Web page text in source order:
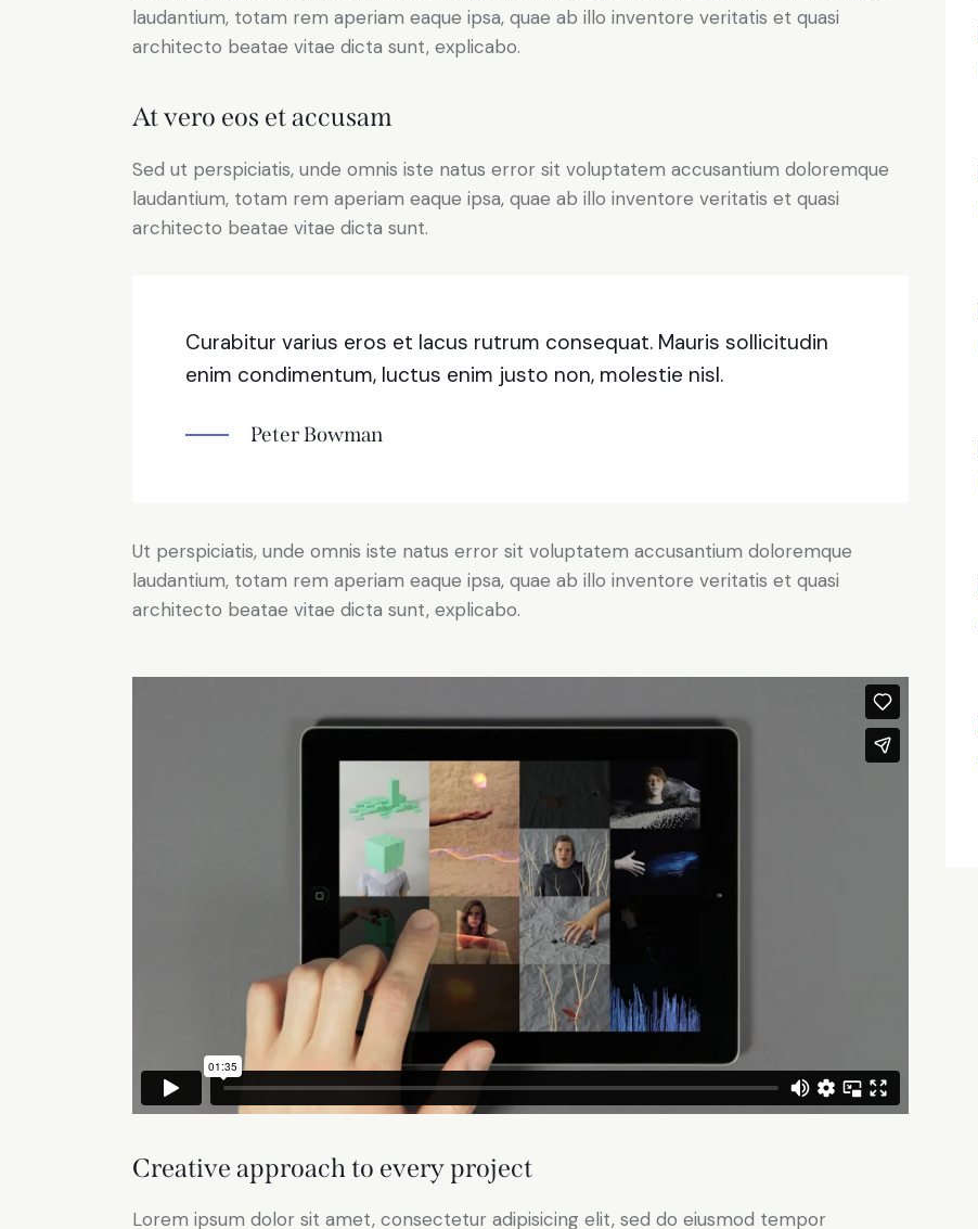
laudantium, totam rem aperiam eaque ipsa, quae ab illo inventore veritatis et quasi
architecto beatae vitae dicta sunt, explicabo.
At vero eos et accusam
Sed ut perspiciatis, unde omnis iste natus error sit voluptatem accusantium doloremque
laudantium, totam rem aperiam eaque ipsa, quae ab illo inventore veritatis et quasi
architecto beatae vitae dicta sunt.
Curabitur varius eros et lacus rutrum consequat. Mauris sollicitudin
enim condimentum, luctus enim justo non, molestie nisl.
Peter Bowman
Ut perspiciatis, unde omnis iste natus error sit voluptatem accusantium doloremque
laudantium, totam rem aperiam eaque ipsa, quae ab illo inventore veritatis et quasi
architecto beatae vitae dicta sunt, explicabo.
Creative approach to every project
Lorem ipsum dolor sit amet, consectetur adipisicing elit, sed do eiusmod tempor